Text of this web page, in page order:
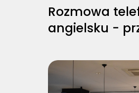
Rozmowa
angielsku -